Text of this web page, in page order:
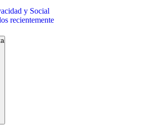
y Social
recientemente